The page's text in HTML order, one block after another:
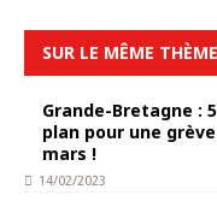
SUR LE MÊME THÈME
Grande-Bretagne :
plan pour une
mars !
14/02/2023